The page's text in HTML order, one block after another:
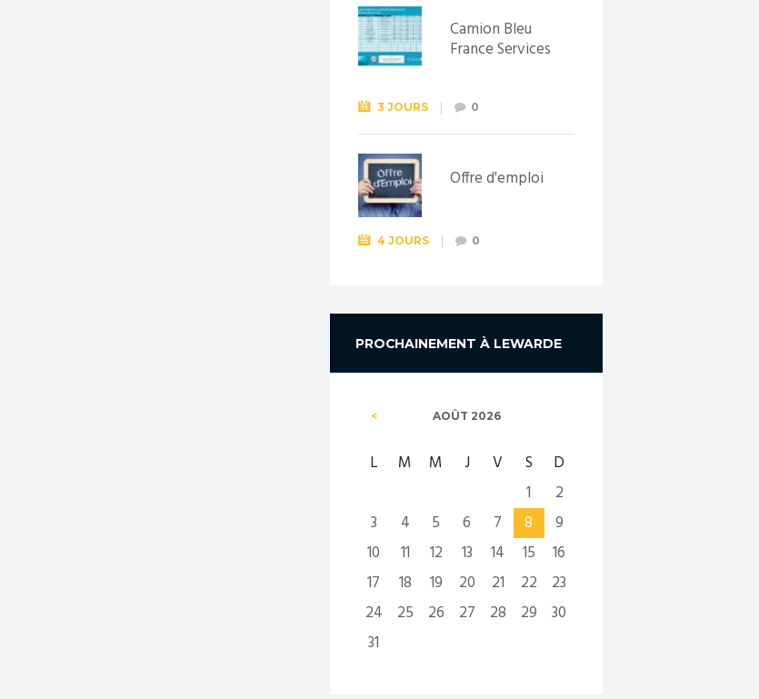
Camion Bleu
France Services
3 JOURS 0
Offre d'emploi
4 JOURS 0
PROCHAINEMENT À LEWARDE
AOÛT 2026
L M M J V S
D
1
2
3
4 5 6 7 8
9
10
11 12 13 14 15
16
17
18 19 20 21 22
23
24
25 26 27 28 29
30
31